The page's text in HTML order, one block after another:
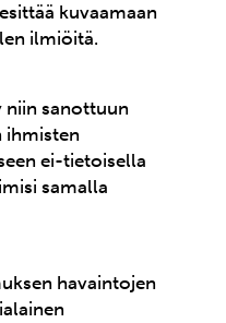
kuvaamaan
ilmiöitä.
niin sanottuun
ihmisten
ei-tietoisella
samalla
havaintojen